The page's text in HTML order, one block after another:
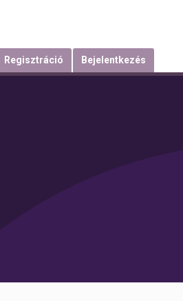
Regisztráció Bejelentkezés